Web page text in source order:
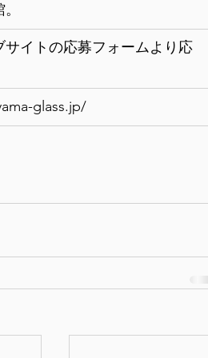
サイトの応募フォームより応
glass.jp/